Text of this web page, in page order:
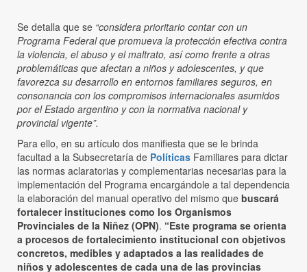
Se detalla que se “considera prioritario contar con un
Programa Federal que promueva la protección efectiva contra
la violencia, el abuso y el maltrato, así como frente a otras
problemáticas que afectan a niños y adolescentes, y que
favorezca su desarrollo en entornos familiares seguros, en
consonancia con los compromisos internacionales asumidos
por el Estado argentino y con la normativa nacional y
provincial vigente”.
Para ello, en su artículo dos manifiesta que se le brinda
facultad a la Subsecretaría de Políticas Familiares para dictar
las normas aclaratorias y complementarias necesarias para la
implementación del Programa encargándole a tal dependencia
la elaboración del manual operativo del mismo que buscará
fortalecer instituciones como los Organismos
Provinciales de la Niñez (OPN). “Este programa se orienta
a procesos de fortalecimiento institucional con objetivos
concretos, medibles y adaptados a las realidades de
niños y adolescentes de cada una de las provincias